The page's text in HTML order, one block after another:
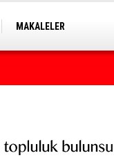
MAKALELER